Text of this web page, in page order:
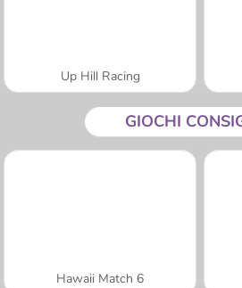
Up Hill Racing
GIOCHI
Hawaii Match 6